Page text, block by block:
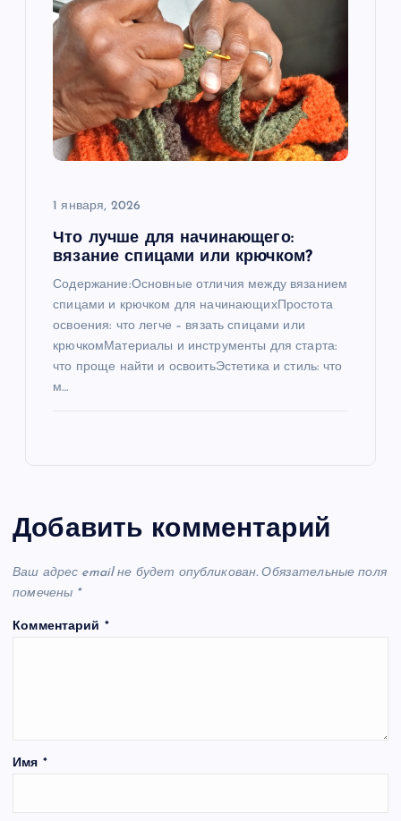
1 января, 2026
Что лучше для начинающего:
вязание спицами или крючком?
Содержание:Основные отличия между вязанием
спицами и крючком для начинающихПростота
освоения: что легче – вязать спицами или
крючкомМатериалы и инструменты для старта:
что проще найти и освоитьЭстетика и стиль: что
м…
Добавить комментарий
Ваш адрес email не будет опубликован. Обязательные поля
помечены *
Комментарий *
Имя *